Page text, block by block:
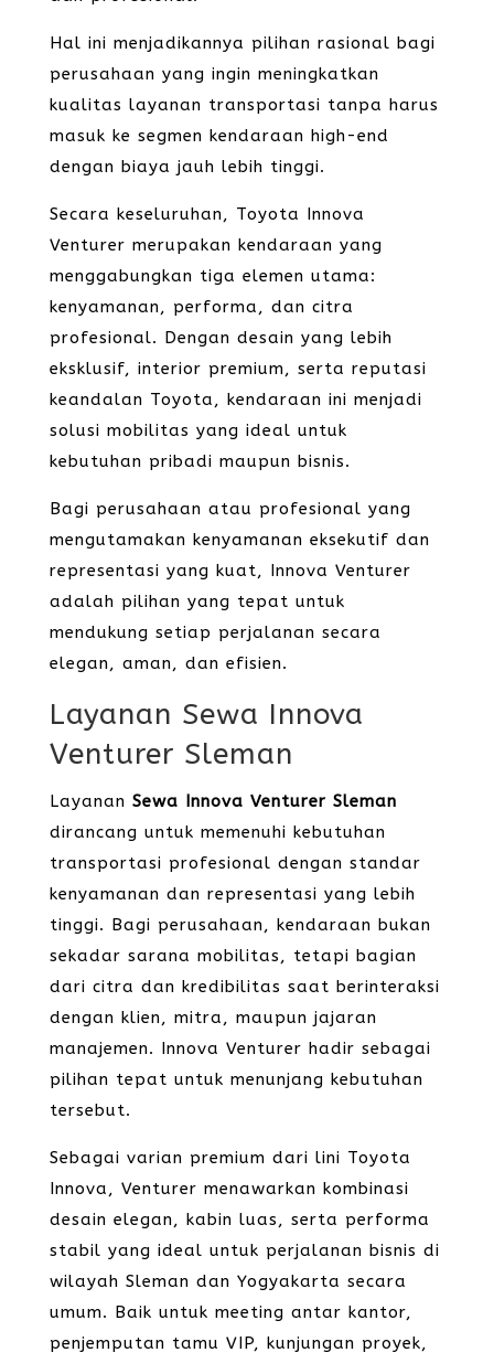
Hal ini menjadikannya pilihan rasional bagi
perusahaan yang ingin meningkatkan
kualitas layanan transportasi tanpa harus
masuk ke segmen kendaraan high-end
dengan biaya jauh lebih tinggi.
Secara keseluruhan, Toyota Innova
Venturer merupakan kendaraan yang
menggabungkan tiga elemen utama:
kenyamanan, performa, dan citra
profesional. Dengan desain yang lebih
eksklusif, interior premium, serta reputasi
keandalan Toyota, kendaraan ini menjadi
solusi mobilitas yang ideal untuk
kebutuhan pribadi maupun bisnis.
Bagi perusahaan atau profesional yang
mengutamakan kenyamanan eksekutif dan
representasi yang kuat, Innova Venturer
adalah pilihan yang tepat untuk
mendukung setiap perjalanan secara
elegan, aman, dan efisien.
Layanan Sewa Innova
Venturer Sleman
Layanan Sewa Innova Venturer Sleman
dirancang untuk memenuhi kebutuhan
transportasi profesional dengan standar
kenyamanan dan representasi yang lebih
tinggi. Bagi perusahaan, kendaraan bukan
sekadar sarana mobilitas, tetapi bagian
dari citra dan kredibilitas saat berinteraksi
dengan klien, mitra, maupun jajaran
manajemen. Innova Venturer hadir sebagai
pilihan tepat untuk menunjang kebutuhan
tersebut.
Sebagai varian premium dari lini Toyota
Innova, Venturer menawarkan kombinasi
desain elegan, kabin luas, serta performa
stabil yang ideal untuk perjalanan bisnis di
wilayah Sleman dan Yogyakarta secara
umum. Baik untuk meeting antar kantor,
penjemputan tamu VIP, kunjungan proyek,